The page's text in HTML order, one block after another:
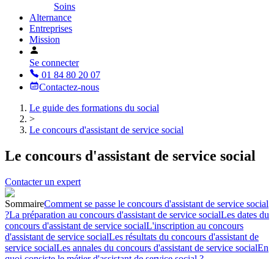
Soins
Alternance
Entreprises
Mission
Se connecter
01 84 80 20 07
Contactez-nous
Le guide des formations du social
>
Le concours d'assistant de service social
Le concours d'assistant de service social
Contacter un expert
SommaireComment se passe le concours d'assistant de service social
?La préparation au concours d'assistant de service socialLes dates du
concours d'assistant de service socialL'inscription au concours
d'assistant de service socialLes résultats du concours d'assistant de
service socialLes annales du concours d'assistant de service socialEn